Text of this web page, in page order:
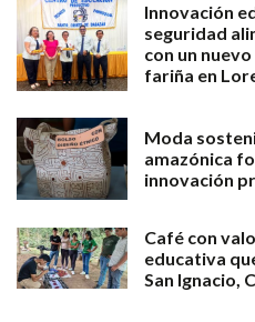
Innovación
seguridad
con un
fariña en
Moda
amazónica
innovación
Café con
educativa
San Ignacio,